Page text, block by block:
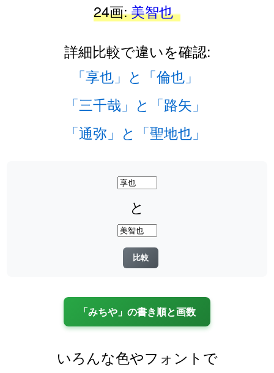
24画:美智也
詳細比較で違いを確認:
「享也」と「倫也」
「三千哉」と「路矢」
「通弥」と「聖地也」
と
「みちや」の書き順と画数
いろんな色やフォントで